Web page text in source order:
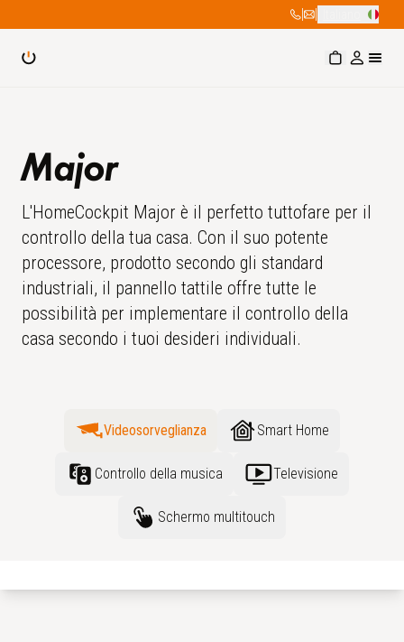
| |
Major
L'HomeCockpit Major è il perfetto tuttofare per il
controllo della tua casa. Con il suo potente
processore, prodotto secondo gli standard
industriali, il pannello tattile offre tutte le
possibilità per implementare il controllo della
casa secondo i tuoi desideri individuali.
Videosorveglianza Smart Home
Controllo della musica Televisione
Schermo multitouch